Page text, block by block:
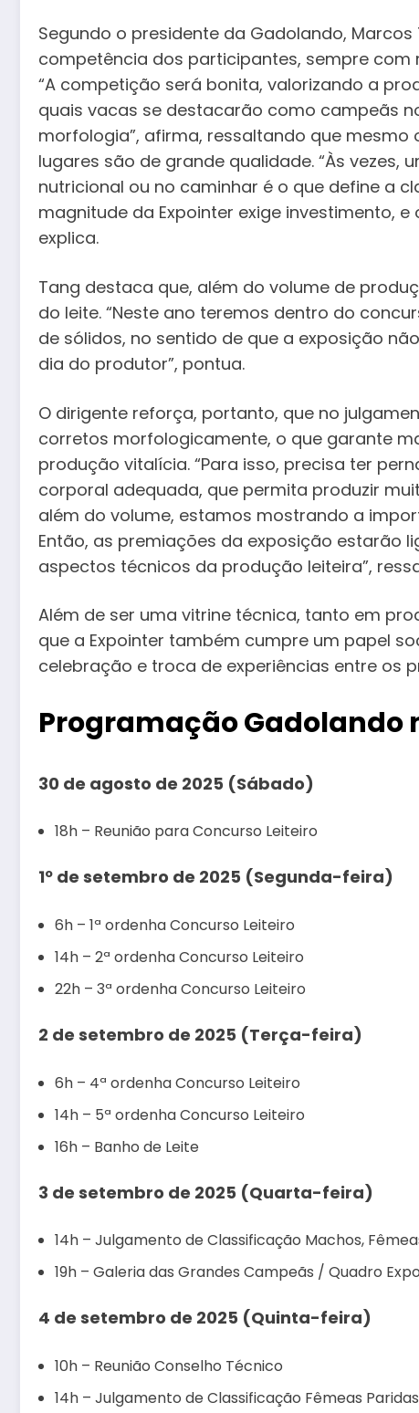
Segundo o presidente da Gadolando,
competência dos participantes, sempre
“A competição será bonita, valorizando a
quais vacas se destacarão como campeãs
morfologia”, afirma, ressaltando que
lugares são de grande qualidade. “Às vezes,
nutricional ou no caminhar é o que define a
magnitude da Expointer exige investimento,
explica.
Tang destaca que, além do volume de
do leite. “Neste ano teremos dentro do
de sólidos, no sentido de que a exposição
dia do produtor”, pontua.
O dirigente reforça, portanto, que no
corretos morfologicamente, o que garante
produção vitalícia. “Para isso, precisa ter
corporal adequada, que permita produzir
além do volume, estamos mostrando a
Então, as premiações da exposição estarão
aspectos técnicos da produção leiteira”,
Além de ser uma vitrine técnica, tanto em
que a Expointer também cumpre um papel
celebração e troca de experiências entre os
Programação Gadolando
30 de agosto de 2025 (Sábado)
18h – Reunião para Concurso Leiteiro
1º de setembro de 2025 (Segunda-feira)
6h – 1ª ordenha Concurso Leiteiro
14h – 2ª ordenha Concurso Leiteiro
22h – 3ª ordenha Concurso Leiteiro
2 de setembro de 2025 (Terça-feira)
6h – 4ª ordenha Concurso Leiteiro
14h – 5ª ordenha Concurso Leiteiro
16h – Banho de Leite
3 de setembro de 2025 (Quarta-feira)
14h – Julgamento de Classificação Machos,
19h – Galeria das Grandes Campeãs / Quadro
4 de setembro de 2025 (Quinta-feira)
10h – Reunião Conselho Técnico
14h – Julgamento de Classificação Fêmeas